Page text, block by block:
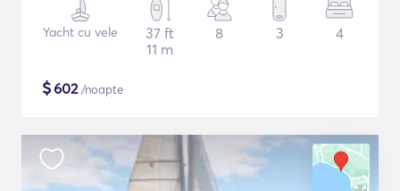
Yacht cu vele
37 ft
11 m
8 3 4
$602/noapte